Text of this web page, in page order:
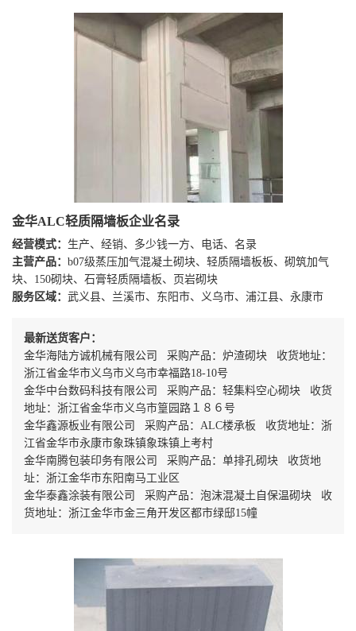
金华ALC轻质隔墙板企业名录
经营模式： 生产、经销、多少钱一方、电话、名录
主营产品： b07级蒸压加气混凝土砌块、轻质隔墙板板、砌筑加气
块、150砌块、石膏轻质隔墙板、页岩砌块
服务区域： 武义县、兰溪市、东阳市、义乌市、浦江县、永康市
最新送货客户：
金华海陆方诚机械有限公司 采购产品：炉渣砌块 收货地址：
浙江省金华市义乌市义乌市幸福路18-10号
金华中台数码科技有限公司 采购产品：轻集料空心砌块 收货
地址：浙江省金华市义乌市篁园路１８６号
金华鑫源板业有限公司 采购产品：ALC楼承板 收货地址：浙
江省金华市永康市象珠镇象珠镇上考村
金华南腾包装印务有限公司 采购产品：单排孔砌块 收货地
址：浙江金华市东阳南马工业区
金华泰鑫涂装有限公司 采购产品：泡沫混凝土自保温砌块 收
货地址：浙江金华市金三角开发区都市绿邸15幢